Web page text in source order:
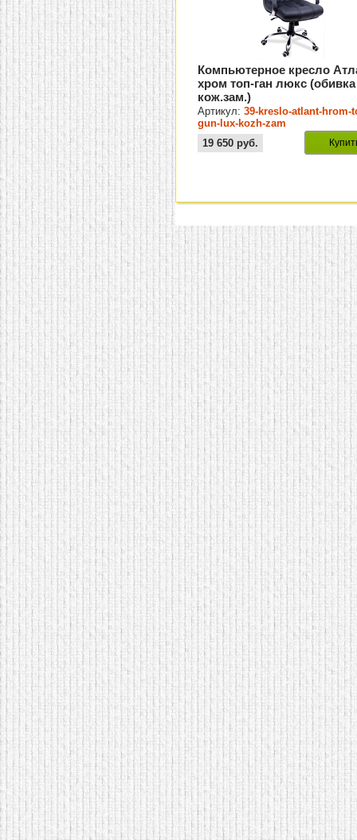
Компьютерное кресло
хром топ-ган люкс (обивка
кож.зам.)
Артикул:39-kreslo-atlant-hrom-
gun-lux-kozh-zam
19 650 руб.